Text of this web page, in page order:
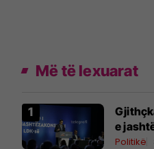
Më të lexuarat
e
Politikë